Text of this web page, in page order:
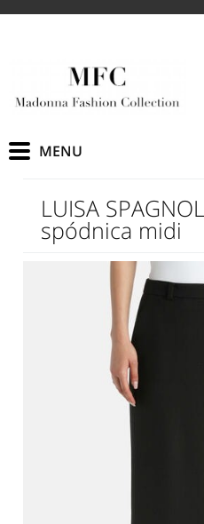
LUISA
spódnica midi